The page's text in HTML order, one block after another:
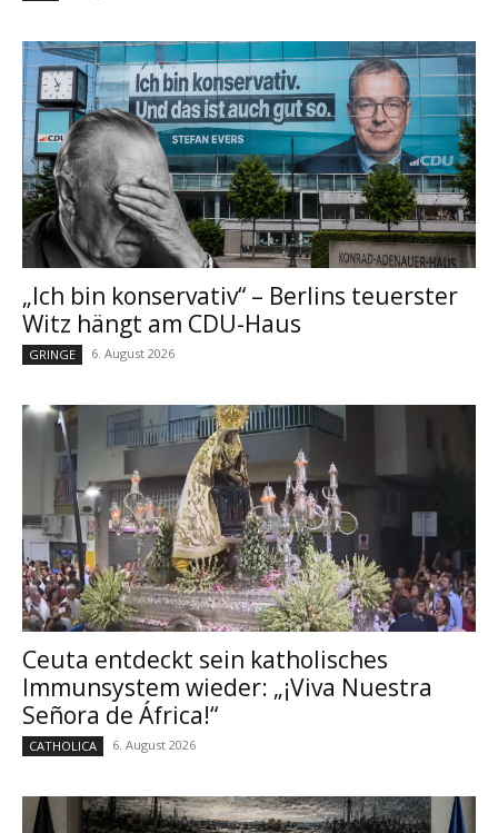
„Ich bin konservativ“ – Berlins teuerster
Witz hängt am CDU-Haus
GRINGE 6. August 2026
Ceuta entdeckt sein katholisches
Immunsystem wieder: „¡Viva Nuestra
Señora de África!“
CATHOLICA 6. August 2026